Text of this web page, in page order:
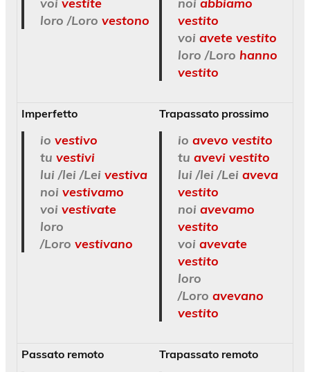
loro /Loro vestono
vestito
voi avete vestito
loro /Loro hanno
vestito
Imperfetto
io vestivo
tu vestivi
lui /lei /Lei vestiva
noi vestivamo
voi vestivate
loro
/Loro vestivano
Trapassato prossimo
io avevo vestito
tu avevi vestito
lui /lei /Lei aveva
vestito
noi avevamo
vestito
voi avevate
vestito
loro
/Loro avevano
vestito
Passato remoto Trapassato remoto